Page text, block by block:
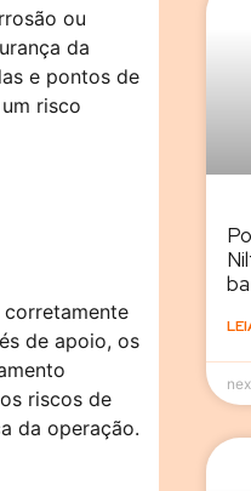
ou
da
e pontos de
risco
de apoio, os
riscos de
da operação.